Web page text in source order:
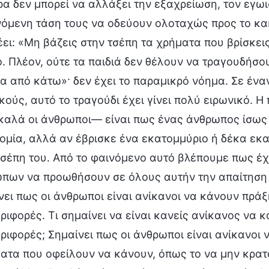
δεν μπορεί να αλλάξει την εξαχρείωση, τον
τάση τους να οδεύουν ολοταχώς προς το
«Μη βάζεις στην τσέπη τα χρήματα που
Πλέον, ούτε τα παιδιά δεν θέλουν να
από κάτω»· δεν έχει το παραμικρό νόημα. Σε
αυτό το τραγούδι έχει γίνει πολύ ειρωνικό.
οι άνθρωποι— είναι πως ένας άνθρωπος
αλλά αν έβρισκε ένα εκατομμύριο ή δέκα
του. Από το φαινόμενο αυτό βλέπουμε πως
να προωθήσουν σε όλους αυτήν την απαίτηση
πως οι άνθρωποι είναι ανίκανοι να κάνουν
Τι σημαίνει να είναι κανείς ανίκανος να
Σημαίνει πως οι άνθρωποι είναι
που οφείλουν να κάνουν, όπως το να μην